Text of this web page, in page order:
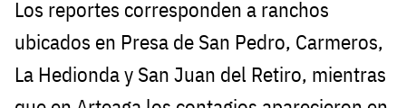
Los reportes corresponden a ranchos
ubicados en Presa de San Pedro, Carmeros,
La Hedionda y San Juan del Retiro, mientras